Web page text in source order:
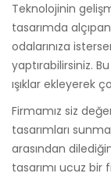
Teknolojinin
tasarımda
odalarınıza
yaptırabilirsiniz.
ışıklar ekleyerek
Firmamız siz
tasarımları
arasından
tasarımı ucuz bir